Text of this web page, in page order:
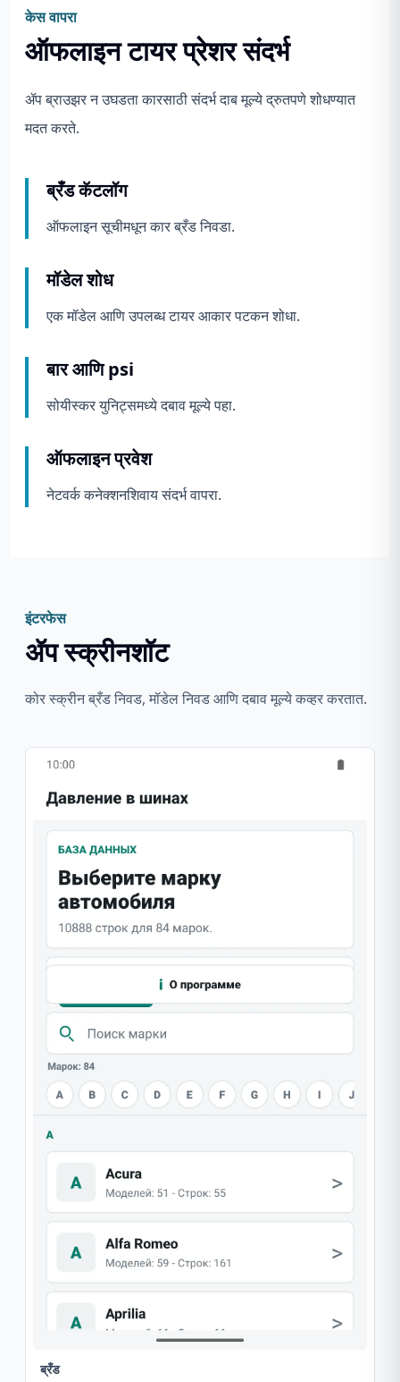
केस वापरा
ऑफलाइन टायर प्रेशर संदर्भ
ॲप ब्राउझर न उघडता कारसाठी संदर्भ दाब मूल्ये द्रुतपणे शोधण्यात
मदत करते.
ब्रँड कॅटलॉग
ऑफलाइन सूचीमधून कार ब्रँड निवडा.
मॉडेल शोध
एक मॉडेल आणि उपलब्ध टायर आकार पटकन शोधा.
बार आणि psi
सोयीस्कर युनिट्समध्ये दबाव मूल्ये पहा.
ऑफलाइन प्रवेश
नेटवर्क कनेक्शनशिवाय संदर्भ वापरा.
इंटरफेस
ॲप स्क्रीनशॉट
कोर स्क्रीन ब्रँड निवड, मॉडेल निवड आणि दबाव मूल्ये कव्हर करतात.
ब्रँड